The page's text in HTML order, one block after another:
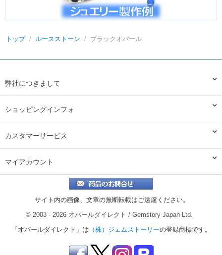
トップ / ルースストーン / ブラックオパール
弊社につきまして
ショッピングインフォ
カスタマーサービス
マイアカウント
サイト内の画像、文章の無断転載はご遠慮ください。
© 2003 - 2026 オパールダイレクト / Gemstory Japan Ltd.
「オパールダイレクト」は （株）ジェムストーリーの登録商標です。